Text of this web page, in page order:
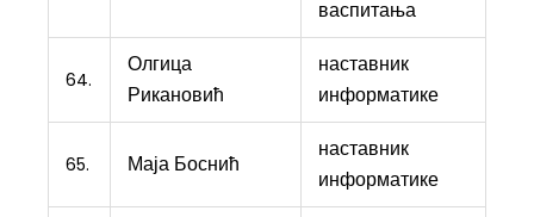
васпитања
64.
Олгица
Рикановић
наставник
информатике
65. Маја Боснић
наставник
информатике